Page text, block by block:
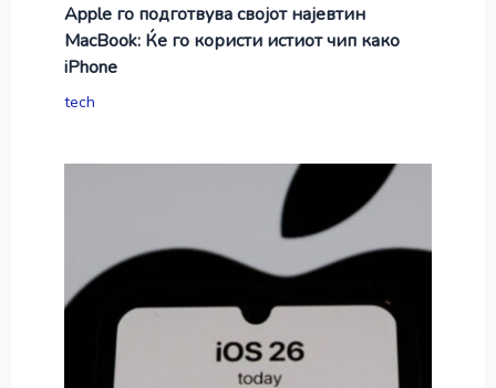
Apple го подготвува својот најевтин
MacBook: Ќе го користи истиот чип како
iPhone
tech